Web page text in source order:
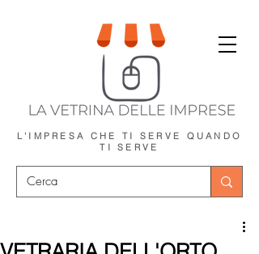
L'IMPRESA CHE TI SERVE QUANDO
TI SERVE